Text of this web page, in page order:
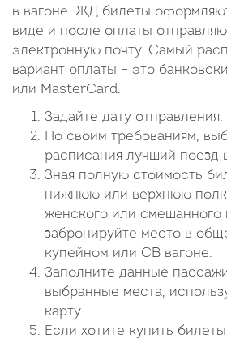
в вагоне. ЖД билеты
виде и после оплаты
электронную почту. Самый
вариант оплаты – это
или MasterCard.
Задайте дату отправления.
По своим требованиям,
расписания лучший поезд
Зная полную стоимость
нижнюю или верхнюю
женского или смешанного
забронируйте место в
купейном или СВ вагоне.
Заполните данные
выбранные места,
карту.
Если хотите купить